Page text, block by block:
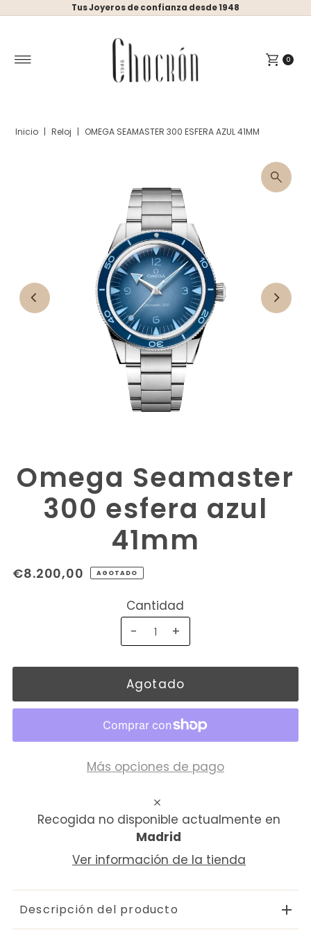
Ir directamente al contenido
Tus Joyeros de confianza desde 1948
0
Inicio | Reloj | OMEGA SEAMASTER 300 ESFERA AZUL 41MM
Omega Seamaster
300 esfera azul
41mm
€8.200,00 AGOTADO
Cantidad
-
+
Más opciones de pago
Recogida no disponible actualmente en
Madrid
Ver información de la tienda
Descripción del producto